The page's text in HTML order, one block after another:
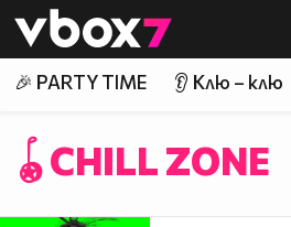
👾
🎉 PARTY TIME 👂 Клю – клю
🪀CHILL ZONE